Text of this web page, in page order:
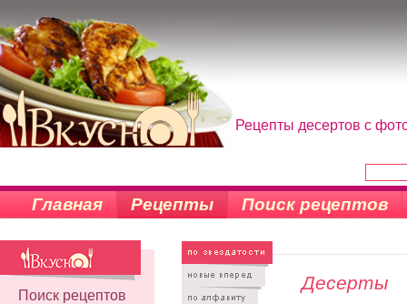
Рецепты десертов с
Главная Рецепты Поиск рецептов
Поиск рецептов
Десерты